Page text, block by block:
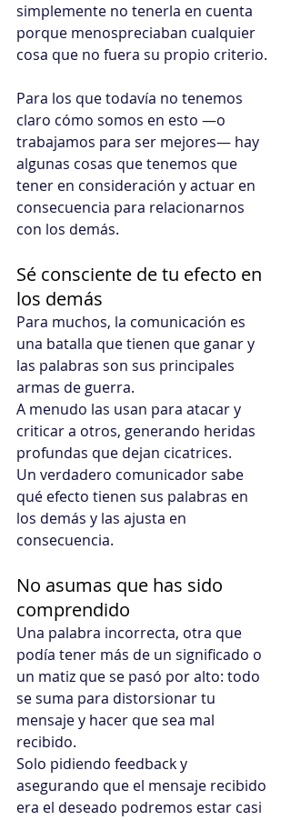
simplemente no tenerla en cuenta
porque menospreciaban cualquier
cosa que no fuera su propio criterio.
Para los que todavía no tenemos
claro cómo somos en esto —o
trabajamos para ser mejores— hay
algunas cosas que tenemos que
tener en consideración y actuar en
consecuencia para relacionarnos
con los demás.
Sé consciente de tu efecto en
los demás
Para muchos, la comunicación es
una batalla que tienen que ganar y
las palabras son sus principales
armas de guerra.
A menudo las usan para atacar y
criticar a otros, generando heridas
profundas que dejan cicatrices.
Un verdadero comunicador sabe
qué efecto tienen sus palabras en
los demás y las ajusta en
consecuencia.
No asumas que has sido
comprendido
Una palabra incorrecta, otra que
podía tener más de un significado o
un matiz que se pasó por alto: todo
se suma para distorsionar tu
mensaje y hacer que sea mal
recibido.
Solo pidiendo feedback y
asegurando que el mensaje recibido
era el deseado podremos estar casi